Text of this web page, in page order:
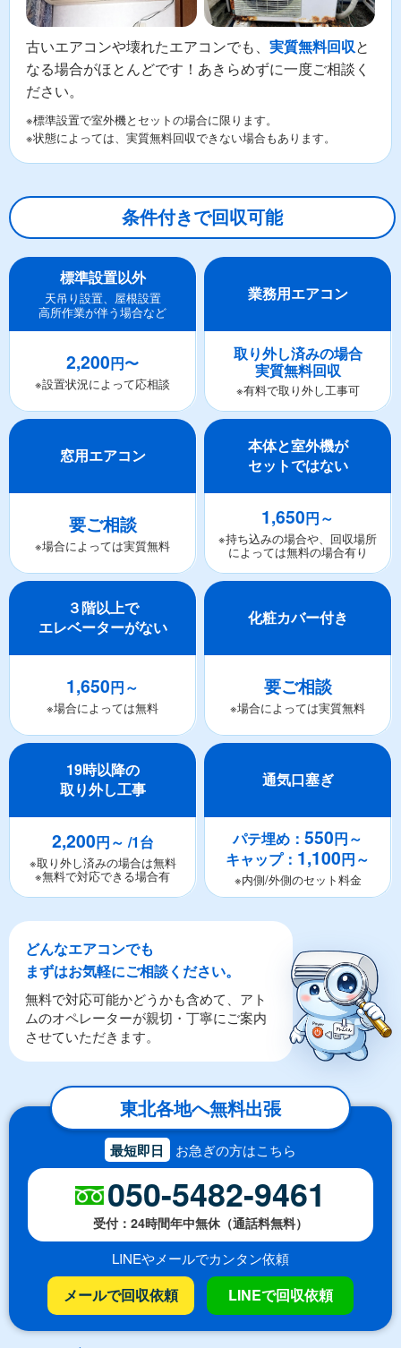
古いエアコンや壊れたエアコンでも、 実質無料回収と
なる場合がほとんどです！あきらめずに一度ご相談く
ださい。
※標準設置で室外機とセットの場合に限ります。
※状態によっては、実質無料回収できない場合もあります。
条件付きで回収可能
標準設置以外
天吊り設置、屋根設置
高所作業が伴う場合など
2,200円〜
※設置状況によって応相談
業務用エアコン
取り外し済みの場合
実質無料回収
※有料で取り外し工事可
窓用エアコン
要ご相談
※場合によっては実質無料
本体と室外機が
セットではない
1,650円～
※持ち込みの場合や、回収場所
によっては無料の場合有り
３階以上で
エレベーターがない
1,650円～
※場合によっては無料
化粧カバー付き
要ご相談
※場合によっては実質無料
19時以降の
取り外し工事
2,200円～ /1台
※取り外し済みの場合は無料
※無料で対応できる場合有
通気口塞ぎ
パテ埋め：550円～
キャップ： 1,100円～
※内側/外側のセット料金
どんなエアコンでも
まずはお気軽にご相談ください。
無料で対応可能かどうかも含めて、アト
ムのオペレーターが親切・丁寧にご案内
させていただきます。
東北各地へ無料出張
最短即日 お急ぎの方はこちら
050-5482-9461
受付：24時間年中無休（通話料無料）
LINEやメールでカンタン依頼
メールで回収依頼 LINEで回収依頼